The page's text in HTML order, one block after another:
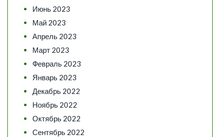
Июнь 2023
Май 2023
Апрель 2023
Март 2023
Февраль 2023
Январь 2023
Декабрь 2022
Ноябрь 2022
Октябрь 2022
Сентябрь 2022